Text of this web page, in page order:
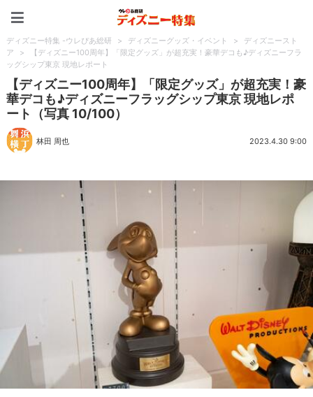
ディズニー特集 -ウレぴあ総研 > ディズニーグッズ・イベント >
ディズニースト
ア
>
【ディズニー100周年】「限定グッズ」が超充実！豪華デコも♪ディズニーフラ
ッグシップ東京 現地レポート
【ディズニー100周年】「限定グッズ」が超充実！豪
華デコも♪ディズニーフラッグシップ東京 現地レポ
ート（写真 10/100）
林田 周也 2023.4.30 9:00